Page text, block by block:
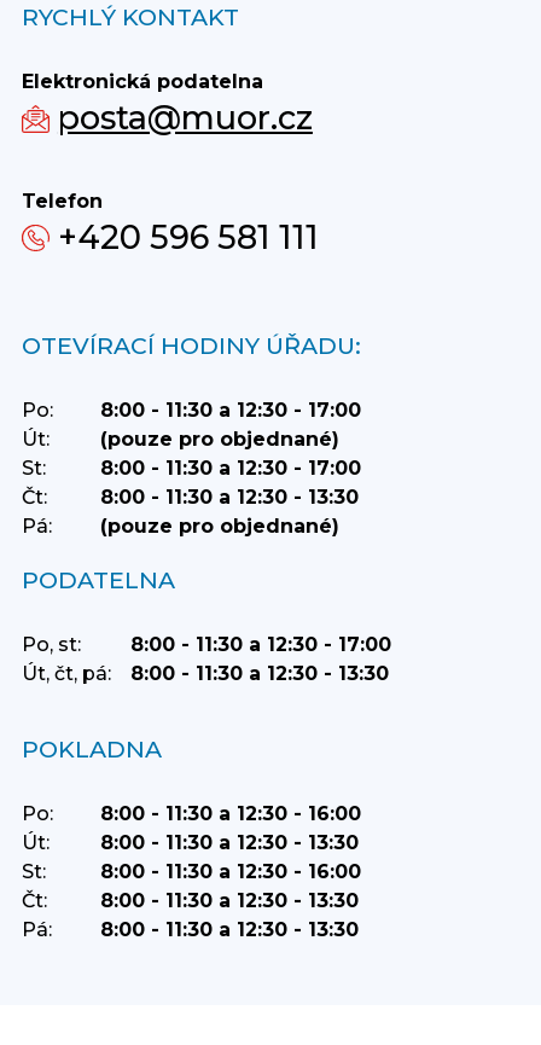
RYCHLÝ KONTAKT
Elektronická podatelna
posta@muor.cz
Telefon
+420 596 581 111
OTEVÍRACÍ HODINY ÚŘADU:
Po:
8:00 - 11:30 a 12:30 - 17:00
Út:
(pouze pro objednané)
St:
8:00 - 11:30 a 12:30 - 17:00
Čt:
8:00 - 11:30 a 12:30 - 13:30
Pá:
(pouze pro objednané)
PODATELNA
Po, st:
8:00 - 11:30 a 12:30 - 17:00
Út, čt, pá:
8:00 - 11:30 a 12:30 - 13:30
POKLADNA
Po:
8:00 - 11:30 a 12:30 - 16:00
Út:
8:00 - 11:30 a 12:30 - 13:30
St:
8:00 - 11:30 a 12:30 - 16:00
Čt:
8:00 - 11:30 a 12:30 - 13:30
Pá:
8:00 - 11:30 a 12:30 - 13:30